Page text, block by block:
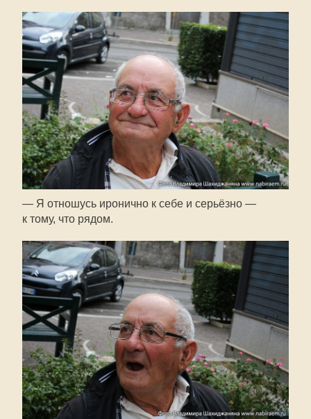
— Я отношусь иронично к себе и серьёзно —
к тому, что рядом.